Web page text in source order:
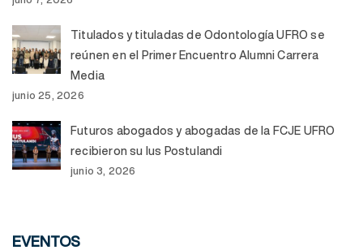
Titulados y tituladas de Odontología UFRO se
reúnen en el Primer Encuentro Alumni Carrera
Media
junio 25, 2026
Futuros abogados y abogadas de la FCJE UFRO
recibieron su Ius Postulandi
junio 3, 2026
EVENTOS